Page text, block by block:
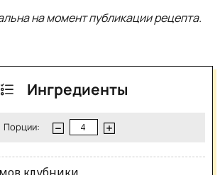
на момент публикации рецепта.
Ингредиенты
Порции: